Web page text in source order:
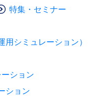
特集・セミナー
シミュレーション）
ション
ション